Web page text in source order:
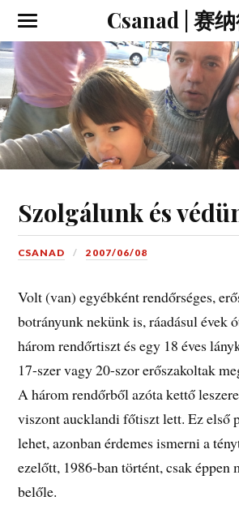
Csanad | 赛
Szolgálunk és
CSANAD 2007/06/08
Volt (van) egyébként rendőrséges,
botrányunk nekünk is, ráadásul évek
három rendőrtiszt és egy 18 éves
17-szer vagy 20-szor erőszakoltak
A három rendőrből azóta kettő
viszont aucklandi főtiszt lett. Ez első
lehet, azonban érdemes ismerni a
ezelőtt, 1986-ban történt, csak éppen
belőle.